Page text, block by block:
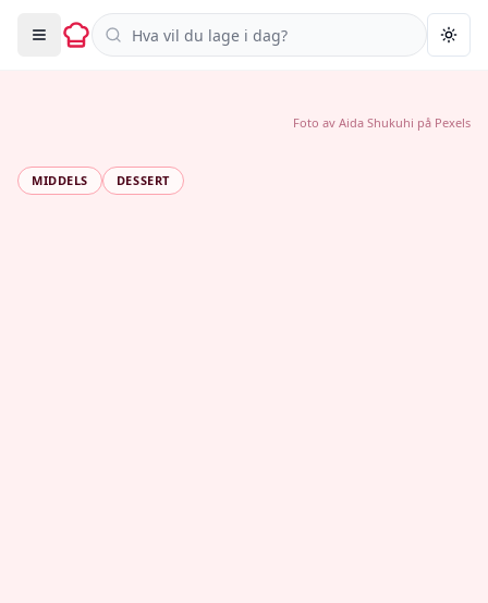
Søk i oppskrifter
MIDDELS DESSERT
Foto av Aida Shukuhi på Pexels